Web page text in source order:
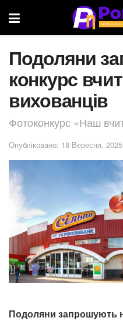
Подоляни
конкурс
вихованців
Фотоконкурс «Наш
Опубліковано: 18 Вересня, 2025
Подоляни запрошують